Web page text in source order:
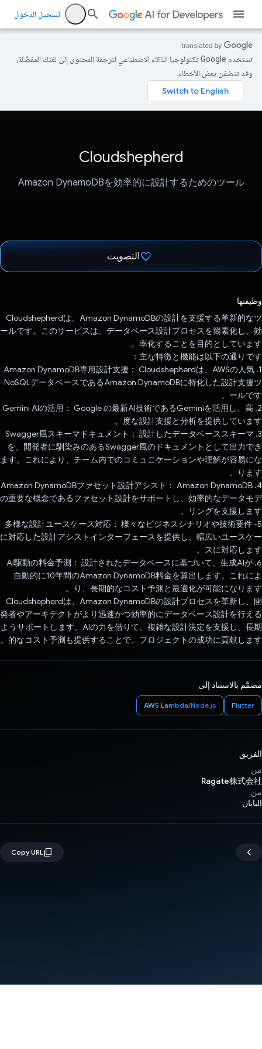
تسجيل الدخول
تستخدم Google تكنولوجيا الذكاء الاصطناعي لترجمة المحتوى إلى لغتك المفضّلة،
وقد تتضمّن بعض الأخطاء.
Cloudshepherd
Amazon DynamoDBを効率的に設計するためのツール
التصويت
وظيفتها
Cloudshepherdは、Amazon DynamoDBの設計を支援する革新的なツ
ールです。このサービスは、データベース設計プロセスを簡素化し、効
率化することを目的としています。
主な特徴と機能は以下の通りです：
1. Amazon DynamoDB専用設計支援： Cloudshepherdは、AWSの人気
NoSQLデータベースであるAmazon DynamoDBに特化した設計支援ツ
ールです。
2. Gemini AIの活用： Google の最新AI技術であるGeminiを活用し、高
度な設計支援と分析を提供しています。
3. Swagger風スキーマドキュメント： 設計したデータベーススキーマ
を、開発者に馴染みのあるSwagger風のドキュメントとして出力でき
ます。これにより、チーム内でのコミュニケーションや理解が容易にな
ります。
4. Amazon DynamoDBファセット設計アシスト： Amazon DynamoDB
の重要な概念であるファセット設計をサポートし、効率的なデータモデ
リングを支援します。
‫5- 多様な設計ユースケース対応： 様々なビジネスシナリオや技術要件
に対応した設計アシストインターフェースを提供し、幅広いユースケー
スに対応します。
6. AI駆動の料金予測： 設計されたデータベースに基づいて、生成AIが
自動的に10年間のAmazon DynamoDB料金を算出します。これによ
り、長期的なコスト予測と最適化が可能になります。
Cloudshepherdは、Amazon DynamoDBの設計プロセスを革新し、開
発者やアーキテクトがより迅速かつ効率的にデータベース設計を行える
ようサポートします。AIの力を借りて、複雑な設計決定を支援し、長期
的なコスト予測も提供することで、プロジェクトの成功に貢献します。
مصمَّم بالاستناد إلى
Flutter
AWS Lambda/Node.js
الفريق
من
Ragate株式会社
من
اليابان